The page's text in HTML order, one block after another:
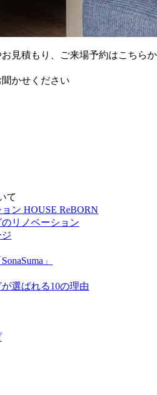
見積もり、ご来場予約はこちらか
かせください
て
ン HOUSE ReBORN
リノベーション
」
選ばれる10の理由